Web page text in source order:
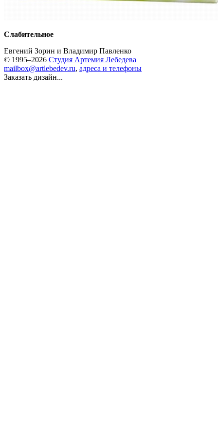
Слабительное
Евгений Зорин и Владимир Павленко
© 1995–2026 Студия Артемия Лебедева
mailbox@artlebedev.ru, адреса и телефоны
Заказать дизайн...